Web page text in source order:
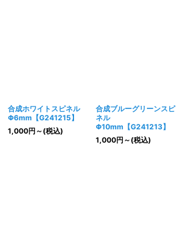
合成ホワイトスピネル
Φ6mm【G241215】
1,000円 ～ (税込)
合成ブルーグリーンスピ
ネル
Φ10mm【G241213】
1,000円 ～ (税込)